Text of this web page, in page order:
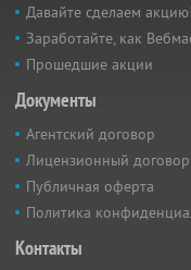
Давайте сделаем акцию!
Заработайте, как
Прошедшие акции
Документы
Агентский договор
Лицензионный договор
Публичная оферта
Политика
Контакты